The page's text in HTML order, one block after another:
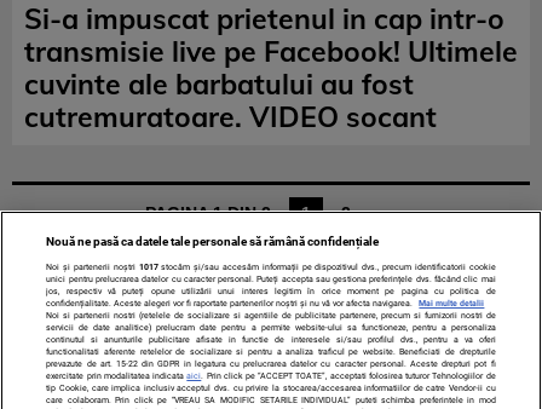
Si-a impuscat prietenul in cap intr-o
transmisie live pe Facebook! Ultimele
cuvinte ale barbatului au fost
cutremuratoare. VIDEO socant
PAGINA 1 DIN 2 1 2 »
TERMENI ȘI CONDIȚII DESPRE NOI
CONTACT
SETĂRI COOKIES
Nouă ne pasă ca datele tale personale să rămână confidențiale
Noi și partenerii noștri 1017stocăm și/sau accesăm informații pe dispozitivul dvs., precum identificatorii cookie
unici pentru prelucrarea datelor cu caracter personal. Puteți accepta sau gestiona preferințele dvs. făcând clic mai
jos, respectiv vă puteți opune utilizării unui interes legitim în orice moment pe pagina cu politica de
confidențialitate. Aceste alegeri vor fi raportate partenerilor noștri și nu vă vor afecta navigarea.
Mai multe detalii
Noi si partenerii nostri (retelele de socializare si agentiile de publicitate partenere, precum si furnizorii nostri de
servicii de date analitice) prelucram date pentru a permite website-ului sa functioneze, pentru a personaliza
continutul si anunturile publicitare afisate in functie de interesele si/sau profilul dvs., pentru a va oferi
functionalitati aferente retelelor de socializare si pentru a analiza traficul pe website. Beneficiati de drepturile
prevazute de art. 15-22 din GDPR in legatura cu prelucrarea datelor cu caracter personal. Aceste drepturi pot fi
exercitate prin modalitatea indicataaici . Prin click pe “ACCEPT TOATE”, acceptati folosirea tuturor Tehnologiilor de
tip Cookie, care implica inclusiv acceptul dvs. cu privire la stocarea/accesarea informatiilor de catre Vendor-ii cu
care colaboram. Prin click pe “VREAU SA MODIFIC SETARILE INDIVIDUAL” puteti schimba preferintele in mod